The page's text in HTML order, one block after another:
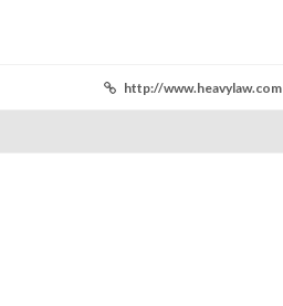
http://www.heavylaw.com